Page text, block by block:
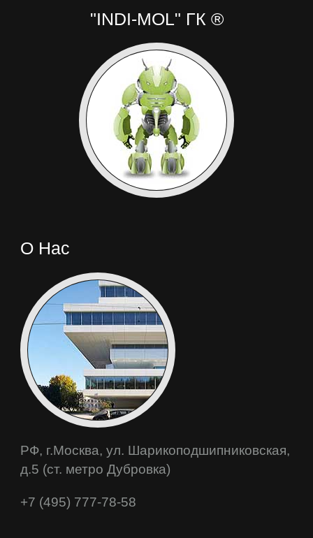
"INDI-MOL" ГК ®
О Нас
РФ, г.Москва, ул. Шарикоподшипниковская,
д.5 (ст. метро Дубровка)
+7 (495) 777-78-58